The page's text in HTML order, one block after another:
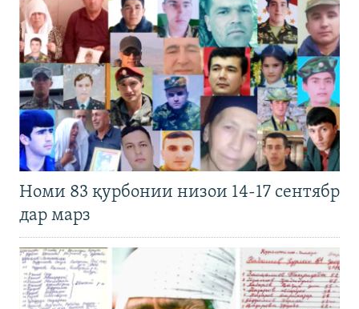
Номи 83 қурбонии низои 14-17 сентябр
дар марз